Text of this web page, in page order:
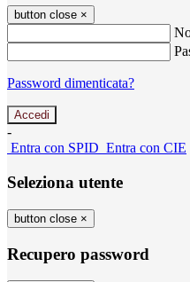
button close ×
Password dimenticata?
-
Entra con SPID Entra con CIE
Seleziona utente
button close ×
Recupero password